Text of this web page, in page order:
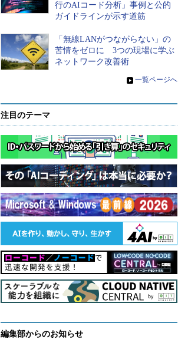
行のAIコード分析」事例と公的
ガイドラインが示す道筋
「無線LANがつながらない」の
苦情をゼロに 3つの現場に学ぶ
ネットワーク改善術
» 一覧ページへ
注目のテーマ
編集部からのお知らせ